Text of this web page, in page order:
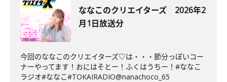
ななこのクリエイターズ 2026年2
月1日放送分
今回のななこのクリエイターズ♡は・・・節分っぽいコー
ナーやってます！おにはそとー！ふくはうちー！#ななこ
ラジオ#ななこ#TOKAIRADIO@nanachoco_65